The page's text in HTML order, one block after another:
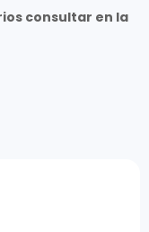
consultar en la